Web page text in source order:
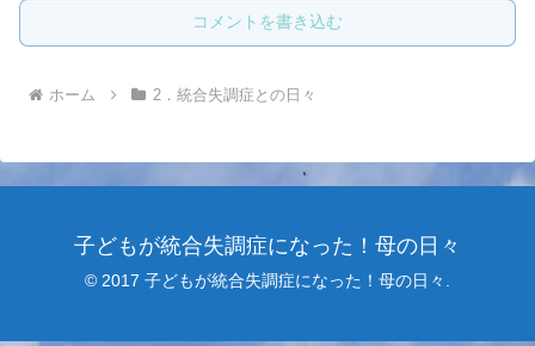
コメントを書き込む
ホーム 2．統合失調症との日々
子どもが統合失調症になった！母の日々
© 2017 子どもが統合失調症になった！母の日々.